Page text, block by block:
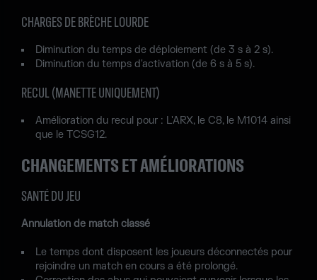
CHARGES DE BRÈCHE LOURDE
Diminution du temps de déploiement (de 3 s à 2 s).
Diminution du temps d'activation (de 6 s à 5 s).
RECUL (MANETTE UNIQUEMENT)
Amélioration du recul pour : L'ARX, le C8, le M1014 ainsi
que le TCSG12.
CHANGEMENTS ET AMÉLIORATIONS
SANTÉ DU JEU
Annulation de match classé
Le temps dont disposent les joueurs déconnectés pour
rejoindre un match en cours a été prolongé.